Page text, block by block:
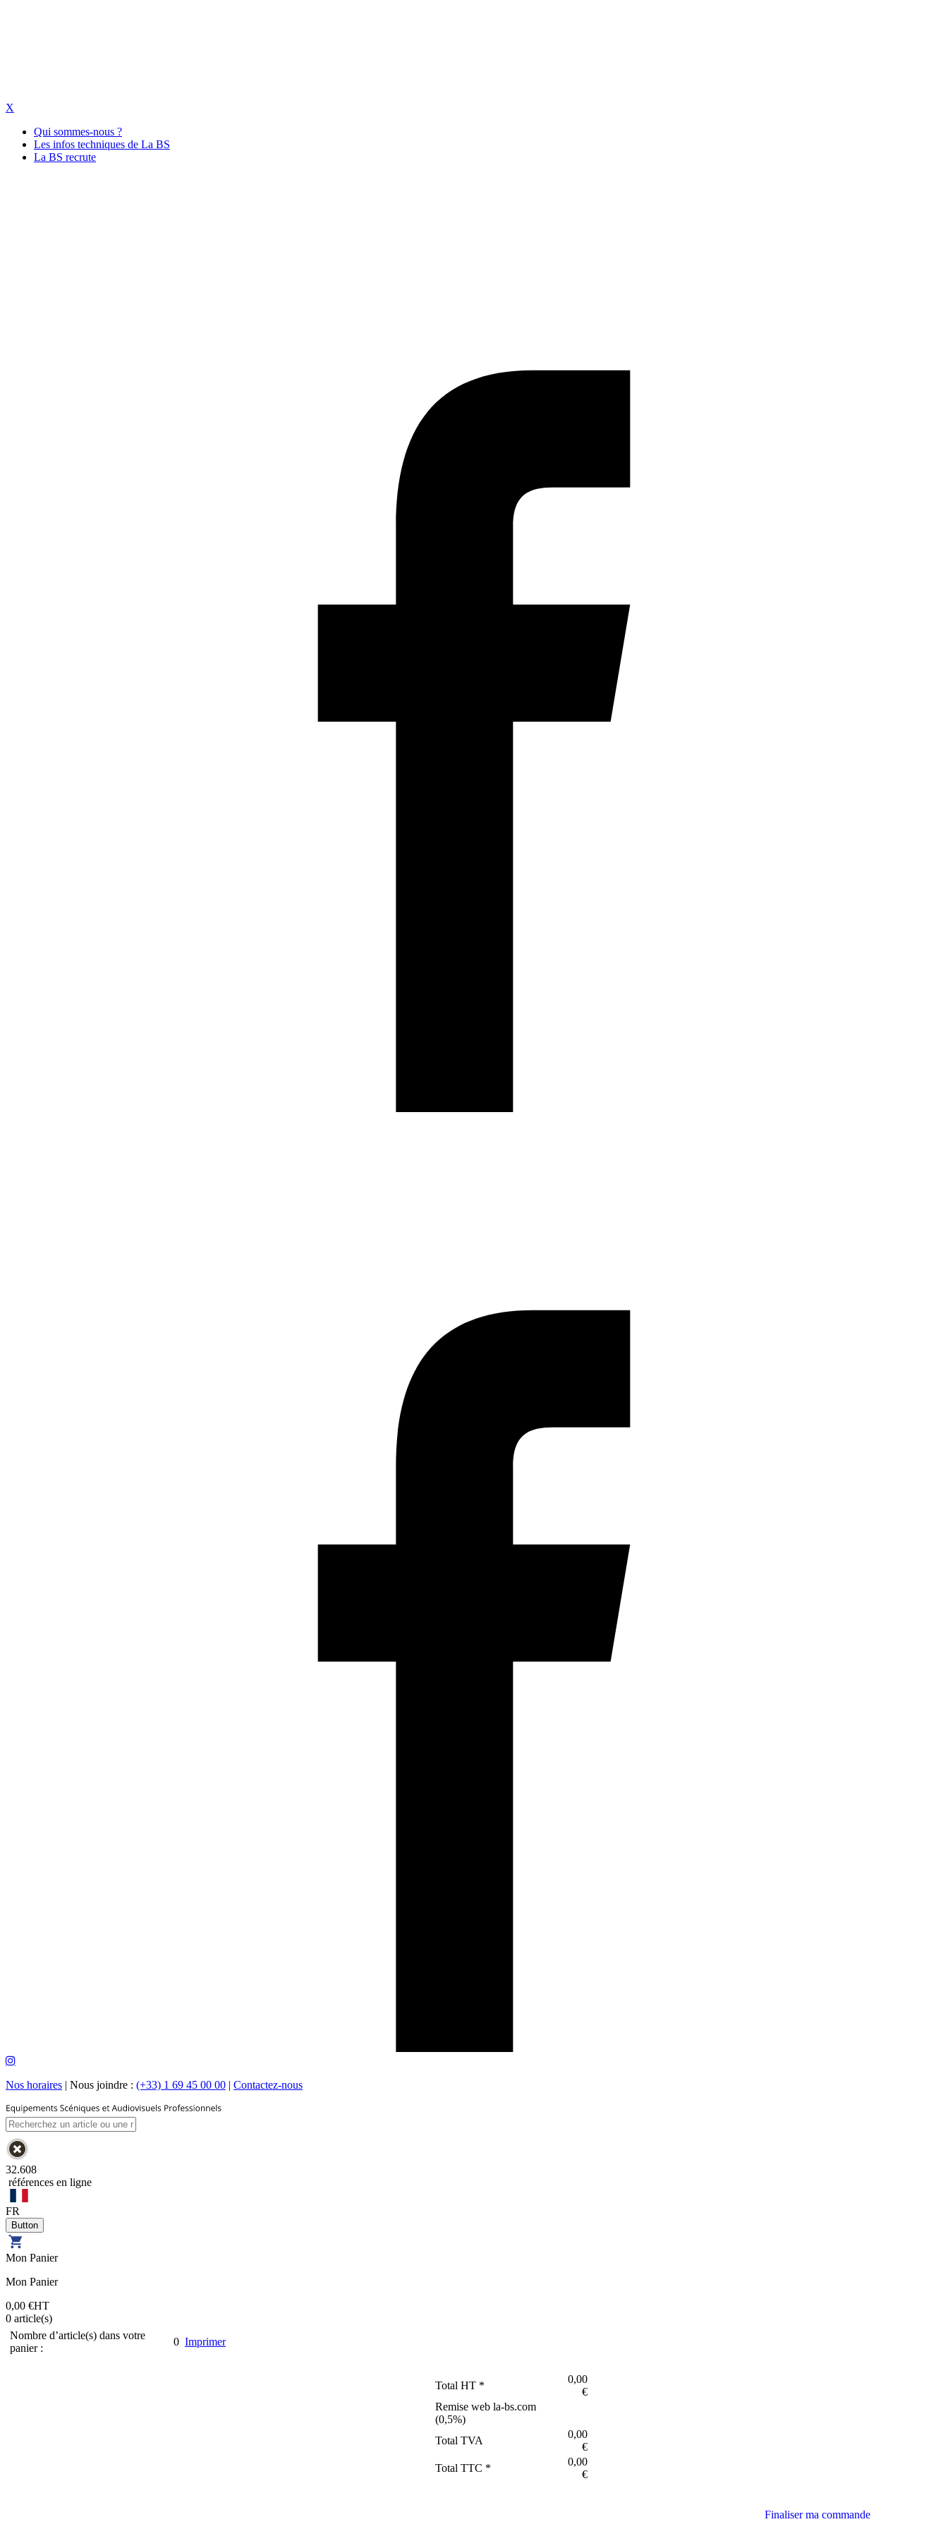
X
Qui sommes-nous ?
Les infos techniques de La BS
La BS recrute
Nos horaires | Nous joindre : (+33) 1 69 45 00 00 | Contactez-nous
32.608
références en ligne
FR
Mon Panier
Mon Panier
0,00 €HT
0 article(s)
Nombre d’article(s) dans votre
panier :
0 Imprimer
Total HT *
0,00
€
Remise web la-bs.com
(0,5%)
Total TVA
0,00
€
Total TTC *
0,00
€
Finaliser ma commande